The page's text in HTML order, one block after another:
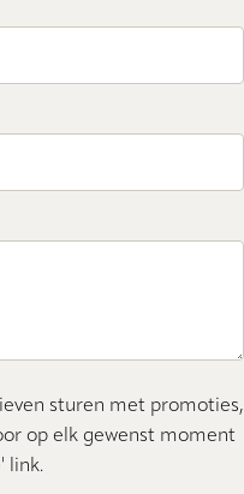
sturen met promoties,
op elk gewenst moment
link.